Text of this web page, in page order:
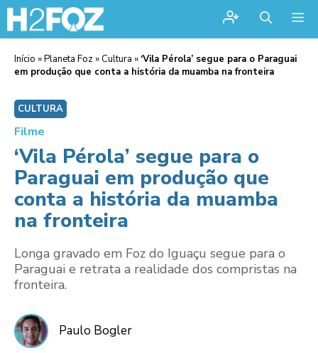
Início »Planeta Foz » Cultura » ‘Vila Pérola’ segue para o Paraguai
em produção que conta a história da muamba na fronteira
CULTURA
Filme
‘Vila Pérola’ segue para o
Paraguai em produção que
conta a história da muamba
na fronteira
Longa gravado em Foz do Iguaçu segue para o
Paraguai e retrata a realidade dos compristas na
fronteira.
Paulo Bogler